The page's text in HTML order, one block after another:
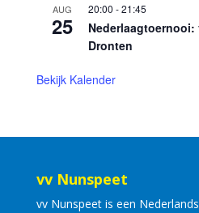
AUG
25
20:00 -21:45
Dronten
Bekijk Kalender
vv Nunspeet
vv Nunspeet is een